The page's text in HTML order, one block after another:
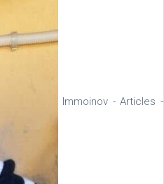
Immoinov - Articles -